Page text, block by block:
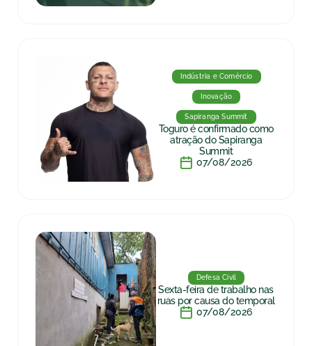
Indústria e Comércio
Inovação
Sapiranga Summit
Toguro é confirmado como
atração do Sapiranga
Summit
07/08/2026
Defesa Civil
Sexta-feira de trabalho nas
ruas por causa do temporal
07/08/2026